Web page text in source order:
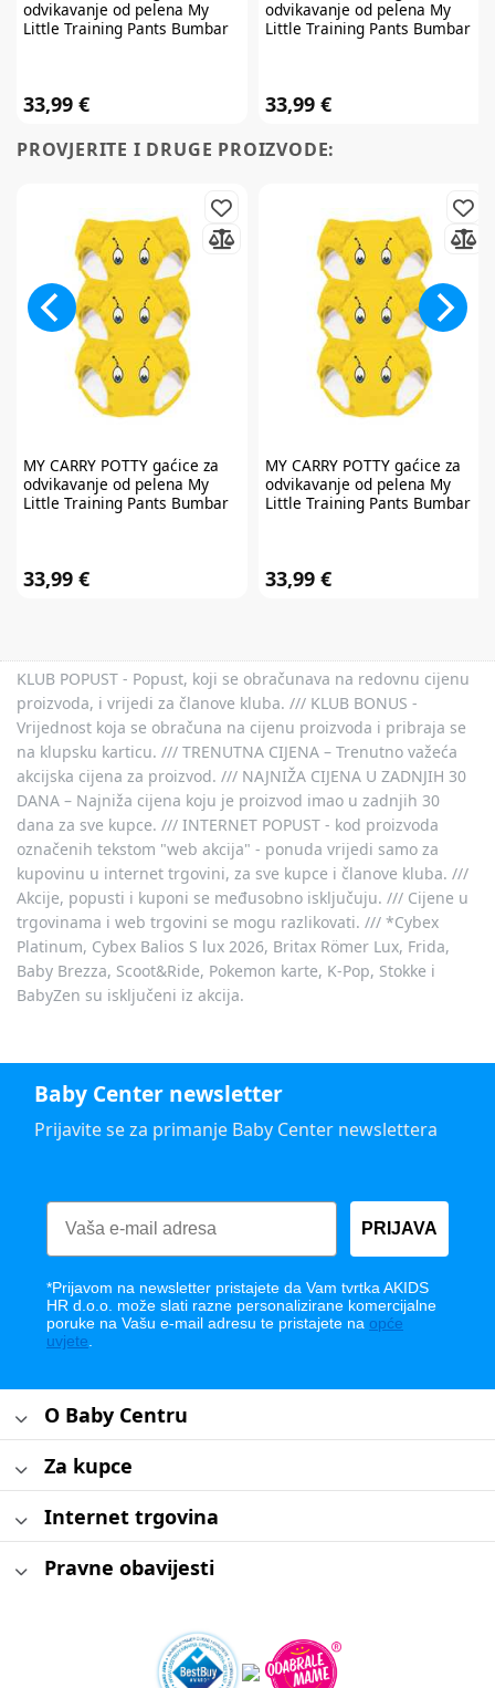
odvikavanje od pelena My
Little Training Pants Bumbar
33,99 €
odvikavanje od pelena My
Little Training Pants Bumbar
33,99 €
PROVJERITE I DRUGE PROIZVODE:
MY CARRY POTTYgaćice za
odvikavanje od pelena My
Little Training Pants Bumbar
33,99 €
MY CARRY POTTYgaćice za
odvikavanje od pelena My
Little Training Pants Bumbar
33,99 €
KLUB POPUST - Popust, koji se obračunava na redovnu cijenu
proizvoda, i vrijedi za članove kluba. /// KLUB BONUS -
Vrijednost koja se obračuna na cijenu proizvoda i pribraja se
na klupsku karticu. /// TRENUTNA CIJENA – Trenutno važeća
akcijska cijena za proizvod. /// NAJNIŽA CIJENA U ZADNJIH 30
DANA – Najniža cijena koju je proizvod imao u zadnjih 30
dana za sve kupce. /// INTERNET POPUST - kod proizvoda
označenih tekstom "web akcija" - ponuda vrijedi samo za
kupovinu u internet trgovini, za sve kupce i članove kluba. ///
Akcije, popusti i kuponi se međusobno isključuju. /// Cijene u
trgovinama i web trgovini se mogu razlikovati. /// *Cybex
Platinum, Cybex Balios S lux 2026, Britax Römer Lux, Frida,
Baby Brezza, Scoot&Ride, Pokemon karte, K-Pop, Stokke i
BabyZen su isključeni iz akcija.
Baby Center newsletter
Prijavite se za primanje Baby Center newslettera
PRIJAVA
*Prijavom na newsletter pristajete da Vam tvrtka AKIDS
HR d.o.o. može slati razne personalizirane komercijalne
poruke na Vašu e-mail adresu te pristajete na opće
uvjete
O Baby Centru
Za kupce
Internet trgovina
Pravne obavijesti